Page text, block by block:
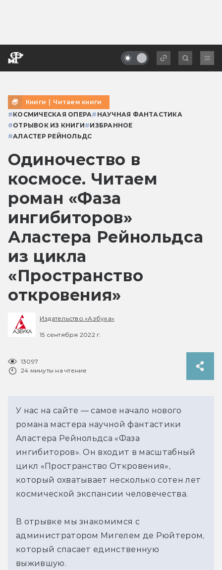
Книги | Читаем книги
#КОСМИЧЕСКАЯ ОПЕРА# НАУЧНАЯ ФАНТАСТИКА
#ОТРЫВОК ИЗ КНИГИ#ИЗБРАННОЕ
#АЛАСТЕР РЕЙНОЛЬДС
Одиночество в
космосе. Читаем
роман «Фаза
ингибиторов»
Аластера Рейнольдса
из цикла
«Пространство
откровения»
Издательство «Азбука»
15 сентября 2022 г.
13097
24 минуты на чтение
У нас на сайте — самое начало нового
романа мастера научной фантастики
Аластера Рейнольдса «Фаза
ингибиторов». Он входит в масштабный
цикл «Пространство Откровения»,
который охватывает несколько сотен лет
космической экспансии человечества.
В отрывке мы знакомимся с
администратором Мигелем де Рюйтером,
который спасает единственную
выжившую.